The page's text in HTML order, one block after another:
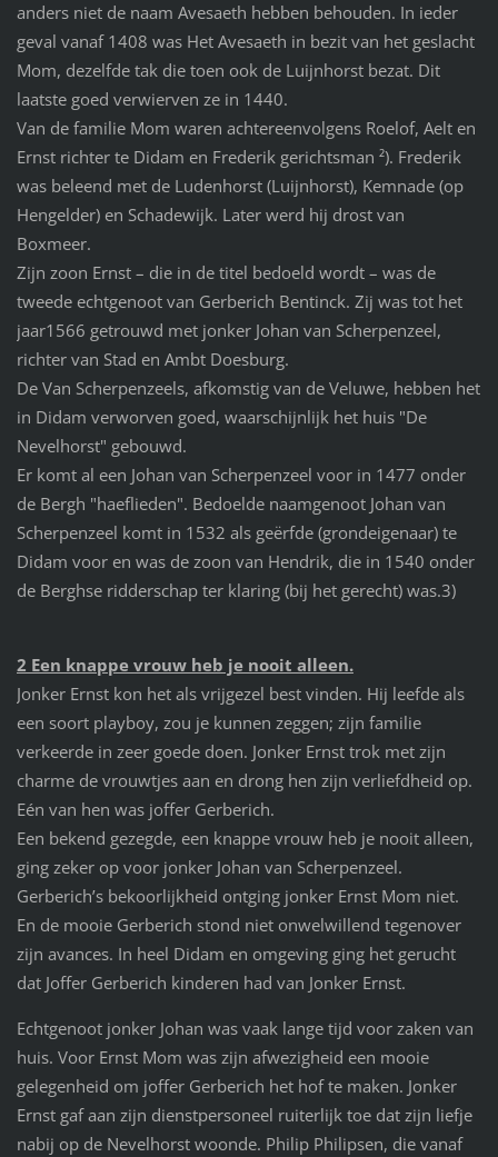
anders niet de naam Avesaeth hebben behouden. In ieder
geval vanaf 1408 was Het Avesaeth in bezit van het geslacht
Mom, dezelfde tak die toen ook de Luijnhorst bezat. Dit
laatste goed verwierven ze in 1440.
Van de familie Mom waren achtereenvolgens Roelof, Aelt en
Ernst richter te Didam en Frederik gerichtsman ²). Frederik
was beleend met de Ludenhorst (Luijnhorst), Kemnade (op
Hengelder) en Schadewijk. Later werd hij drost van
Boxmeer.
Zijn zoon Ernst – die in de titel bedoeld wordt – was de
tweede echtgenoot van Gerberich Bentinck. Zij was tot het
jaar1566 getrouwd met jonker Johan van Scherpenzeel,
richter van Stad en Ambt Doesburg.
De Van Scherpenzeels, afkomstig van de Veluwe, hebben het
in Didam verworven goed, waarschijnlijk het huis "De
Nevelhorst" gebouwd.
Er komt al een Johan van Scherpenzeel voor in 1477 onder
de Bergh "haeflieden". Bedoelde naamgenoot Johan van
Scherpenzeel komt in 1532 als geërfde (grondeigenaar) te
Didam voor en was de zoon van Hendrik, die in 1540 onder
de Berghse ridderschap ter klaring (bij het gerecht) was.3)
2 Een knappe vrouw heb je nooit alleen.
Jonker Ernst kon het als vrijgezel best vinden. Hij leefde als
een soort playboy, zou je kunnen zeggen; zijn familie
verkeerde in zeer goede doen. Jonker Ernst trok met zijn
charme de vrouwtjes aan en drong hen zijn verliefdheid op.
Eén van hen was joffer Gerberich.
Een bekend gezegde, een knappe vrouw heb je nooit alleen,
ging zeker op voor jonker Johan van Scherpenzeel.
Gerberich’s bekoorlijkheid ontging jonker Ernst Mom niet.
En de mooie Gerberich stond niet onwelwillend tegenover
zijn avances. In heel Didam en omgeving ging het gerucht
dat Joffer Gerberich kinderen had van Jonker Ernst.
Echtgenoot jonker Johan was vaak lange tijd voor zaken van
huis. Voor Ernst Mom was zijn afwezigheid een mooie
gelegenheid om joffer Gerberich het hof te maken. Jonker
Ernst gaf aan zijn dienstpersoneel ruiterlijk toe dat zijn liefje
nabij op de Nevelhorst woonde. Philip Philipsen, die vanaf